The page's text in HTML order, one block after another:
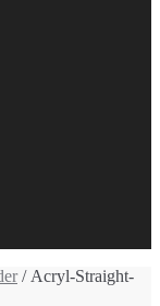
/ Acryl-Straight-